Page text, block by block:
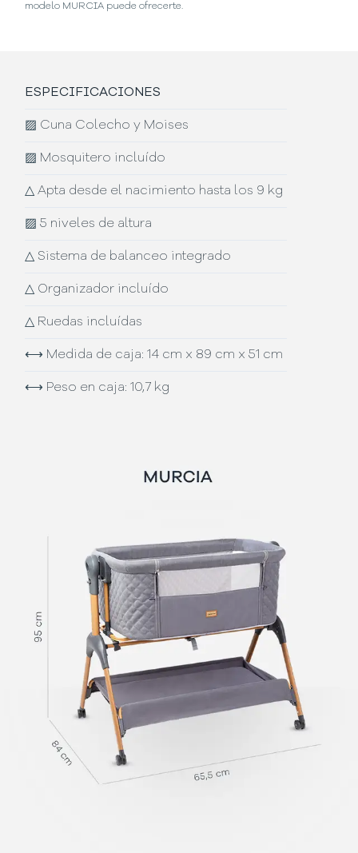
modelo MURCIA puede ofrecerte.
ESPECIFICACIONES
▨ Cuna Colecho y Moises
▨ Mosquitero incluído
△Apta desde el nacimiento hasta los 9 kg
▨ 5 niveles de altura
△ Sistema de balanceo integrado
△ Organizador incluído
△ Ruedas incluídas
⟷ Medida de caja: 14 cm x 89 cm x 51 cm
⟷ Peso en caja: 10,7 kg